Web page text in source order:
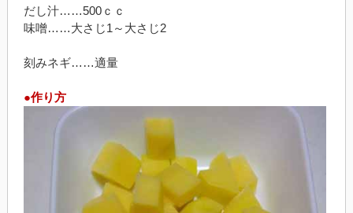
だし汁……500ｃｃ
味噌……大さじ1～大さじ2
刻みネギ……適量
●作り方